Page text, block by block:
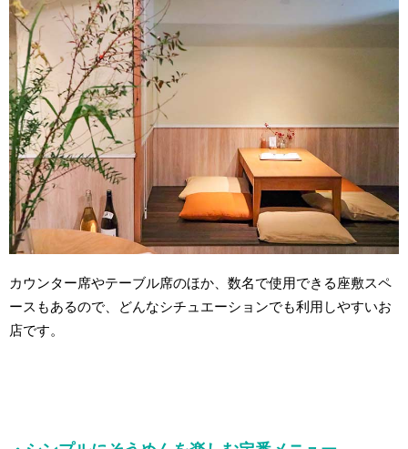
カウンター席やテーブル席のほか、数名で使用できる座敷スペ
ースもあるので、どんなシチュエーションでも利用しやすいお
店です。